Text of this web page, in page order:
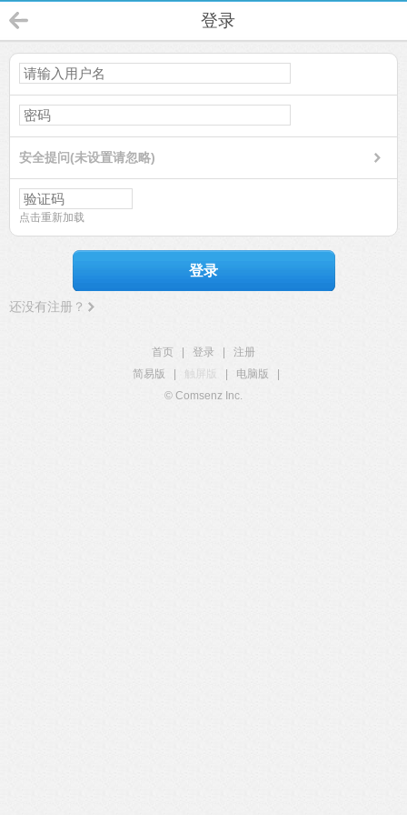
登录
安全提问(未设置请忽略)
点击重新加载
登录
还没有注册？
首页 登录
注册
简易版
触屏版 电脑版
© Comsenz Inc.